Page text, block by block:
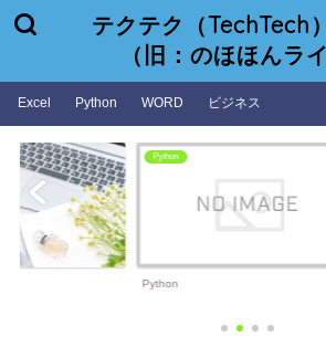
テクテク（TechTech
（旧：のほほんライ
Excel Python WORD ビジネス
WORD
WORD